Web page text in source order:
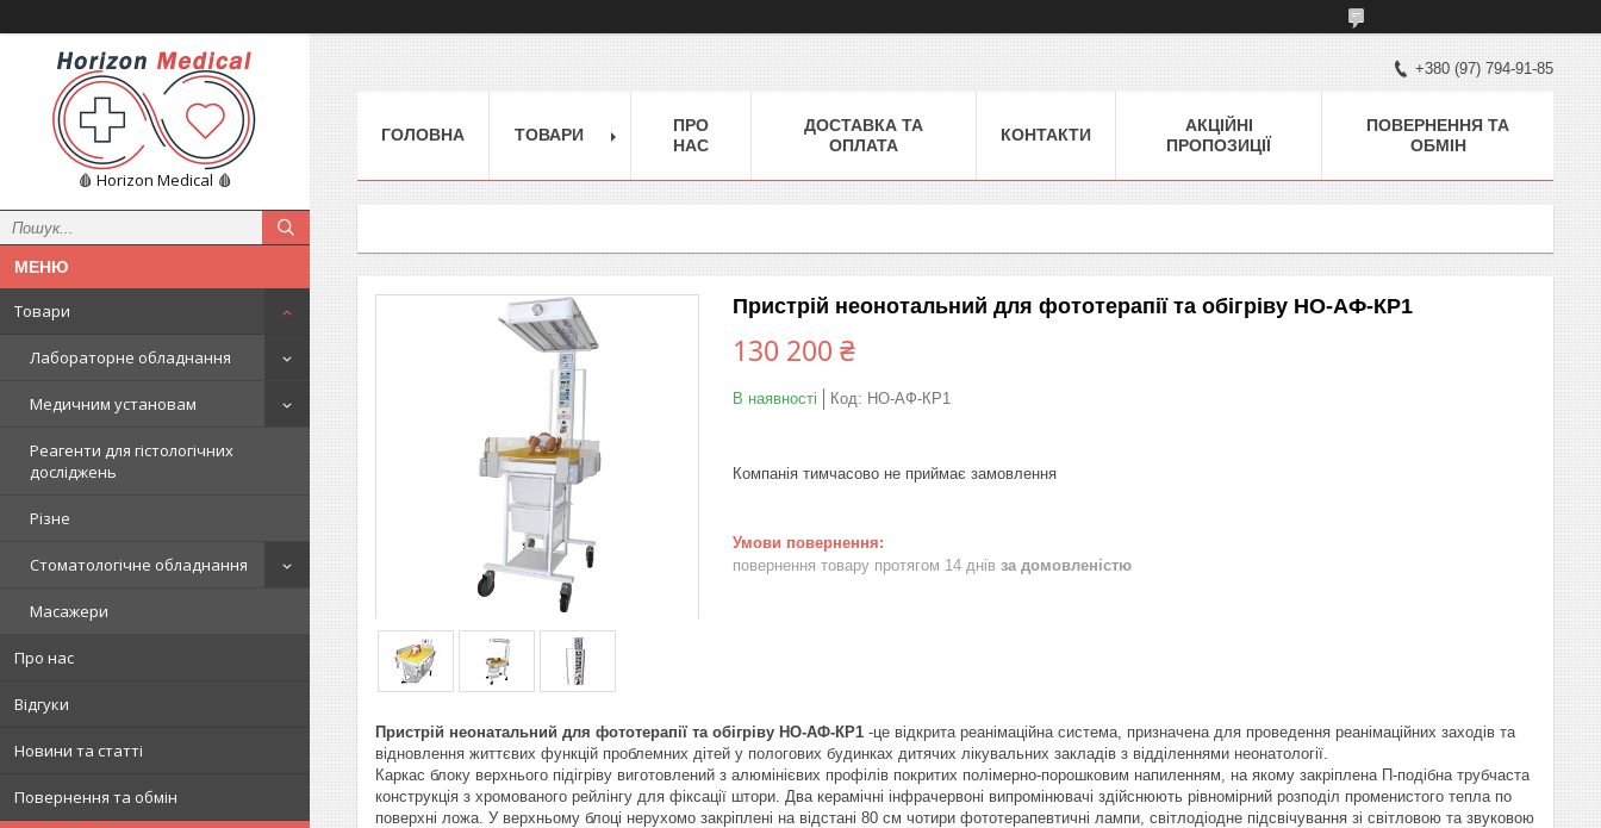
🩸 Horizon Medical 🩸
Товари
Лабораторне обладнання
Медичним установам
Реагенти для гістологічних
досліджень
Різне
Стоматологічне обладнання
Масажери
Про нас
Відгуки
Новини та статті
Повернення та обмін
+380 (97) 794-91-85
ГОЛОВНА ТОВАРИ
ПРО
НАС
ДОСТАВКА ТА
ОПЛАТА
КОНТАКТИ
АКЦІЙНІ
ПРОПОЗИЦІЇ
ПОВЕРНЕННЯ ТА
ОБМІН
Пристрій неонотальний для фототерапії та обігріву НО-АФ-КР1
130 200 ₴
В наявності Код: НО-АФ-КР1
Компанія тимчасово не приймає замовлення
повернення товару протягом 14 днів за домовленістю
Пристрій неонатальний для фототерапії та обігріву НО-АФ-КР1 -це відкрита реанімаційна система, призначена для проведення реанімаційних заходів та
відновлення життєвих функцій проблемних дітей у пологових будинках дитячих лікувальних закладів з відділеннями неонатології.
Каркас блоку верхнього підігріву виготовлений з алюмінієвих профілів покритих полімерно-порошковим напиленням, на якому закріплена П-подібна трубчаста
конструкція з хромованого рейлінгу для фіксації штори. Два керамічні інфрачервоні випромінювачі здійснюють рівномірний розподіл променистого тепла по
поверхні ложа. У верхньому блоці нерухомо закріплені на відстані 80 см чотири фототерапевтичні лампи, світлодіодне підсвічування зі світловою та звуковою